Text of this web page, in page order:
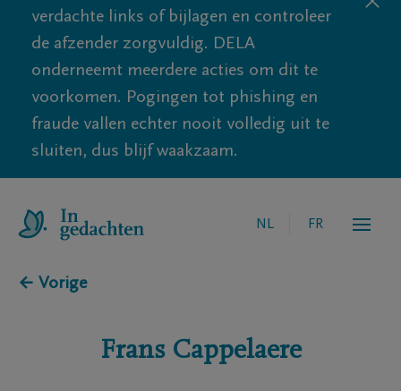
verdachte links of bijlagen en controleer
de afzender zorgvuldig. DELA
onderneemt meerdere acties om dit te
voorkomen. Pogingen tot phishing en
fraude vallen echter nooit volledig uit te
sluiten, dus blijf waakzaam.
NL FR
← Vorige
Frans Cappelaere